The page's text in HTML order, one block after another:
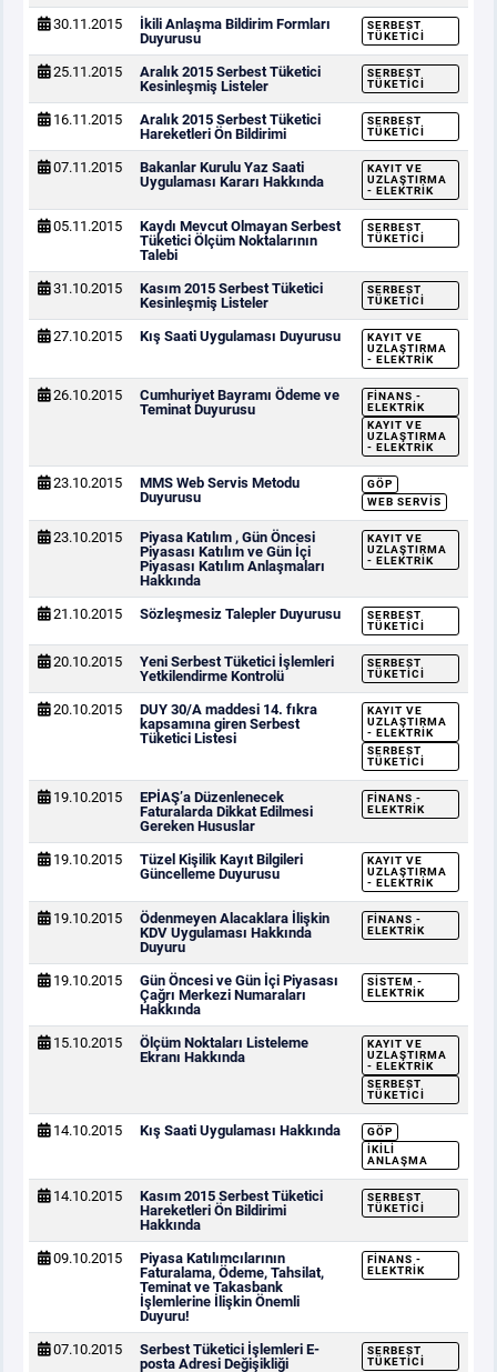
30.11.2015
İkili Anlaşma Bildirim Formları
Duyurusu
SERBEST
TÜKETICI
25.11.2015
Aralık 2015 Serbest Tüketici
Kesinleşmiş Listeler
SERBEST
TÜKETICI
16.11.2015
Aralık 2015 Serbest Tüketici
Hareketleri Ön Bildirimi
SERBEST
TÜKETICI
07.11.2015
Bakanlar Kurulu Yaz Saati
Uygulaması Kararı Hakkında
KAYIT VE
UZLAŞTIRMA
- ELEKTRIK
05.11.2015
Kaydı Mevcut Olmayan Serbest
Tüketici Ölçüm Noktalarının
Talebi
SERBEST
TÜKETICI
31.10.2015
Kasım 2015 Serbest Tüketici
Kesinleşmiş Listeler
SERBEST
TÜKETICI
27.10.2015 Kış Saati Uygulaması Duyurusu
KAYIT VE
UZLAŞTIRMA
- ELEKTRIK
26.10.2015
Cumhuriyet Bayramı Ödeme ve
Teminat Duyurusu
FINANS -
ELEKTRIK
KAYIT VE
UZLAŞTIRMA
- ELEKTRIK
23.10.2015
MMS Web Servis Metodu
Duyurusu
GÖP
WEB SERVIS
23.10.2015
Piyasa Katılım , Gün Öncesi
Piyasası Katılım ve Gün İçi
Piyasası Katılım Anlaşmaları
Hakkında
KAYIT VE
UZLAŞTIRMA
- ELEKTRIK
21.10.2015 Sözleşmesiz Talepler Duyurusu
SERBEST
TÜKETICI
20.10.2015
Yeni Serbest Tüketici İşlemleri
Yetkilendirme Kontrolü
SERBEST
TÜKETICI
20.10.2015
DUY 30/A maddesi 14. fıkra
kapsamına giren Serbest
Tüketici Listesi
KAYIT VE
UZLAŞTIRMA
- ELEKTRIK
SERBEST
TÜKETICI
19.10.2015
EPİAŞ’a Düzenlenecek
Faturalarda Dikkat Edilmesi
Gereken Hususlar
FINANS -
ELEKTRIK
19.10.2015
Tüzel Kişilik Kayıt Bilgileri
Güncelleme Duyurusu
KAYIT VE
UZLAŞTIRMA
- ELEKTRIK
19.10.2015
Ödenmeyen Alacaklara İlişkin
KDV Uygulaması Hakkında
Duyuru
FINANS -
ELEKTRIK
19.10.2015
Gün Öncesi ve Gün İçi Piyasası
Çağrı Merkezi Numaraları
Hakkında
SISTEM -
ELEKTRIK
15.10.2015
Ölçüm Noktaları Listeleme
Ekranı Hakkında
KAYIT VE
UZLAŞTIRMA
- ELEKTRIK
SERBEST
TÜKETICI
14.10.2015 Kış Saati Uygulaması Hakkında
GÖP
İKILI
ANLAŞMA
14.10.2015
Kasım 2015 Serbest Tüketici
Hareketleri Ön Bildirimi
Hakkında
SERBEST
TÜKETICI
09.10.2015
Piyasa Katılımcılarının
Faturalama, Ödeme, Tahsilat,
Teminat ve Takasbank
İşlemlerine İlişkin Önemli
Duyuru!
FINANS -
ELEKTRIK
07.10.2015
Serbest Tüketici İşlemleri E-
posta Adresi Değişikliği
SERBEST
TÜKETICI